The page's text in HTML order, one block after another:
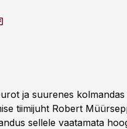
ja suurenes
tiimijuht Robert
sellele vaatamata